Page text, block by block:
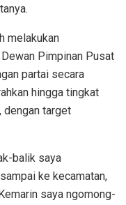
melakukan
Pimpinan Pusat
partai secara
hingga tingkat
dengan target
balik saya
ke kecamatan,
saya ngomong-